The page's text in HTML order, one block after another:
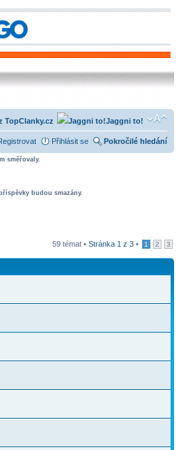
Jaggni to!
TopClanky.cz
Přihlásit se Pokročilé hledání
směřovaly.
budou smazány.
59 témat • Stránka 1 z 3 • 1 2 3